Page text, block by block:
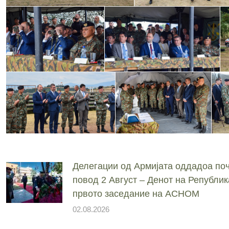
Делегации од Армијата оддадоа
повод 2 Август – Денот на
првото заседание на АСНОМ
02.08.2026